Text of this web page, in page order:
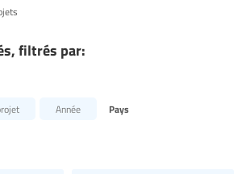
filtrés par:
Année Pays